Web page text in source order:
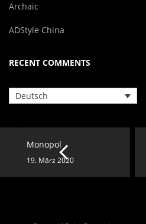
Archaic
ADStyle China
RECENT COMMENTS
Deutsch
Monopol
19. März 2020